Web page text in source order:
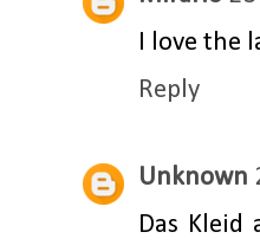
I love the
Reply
Unknown
Das